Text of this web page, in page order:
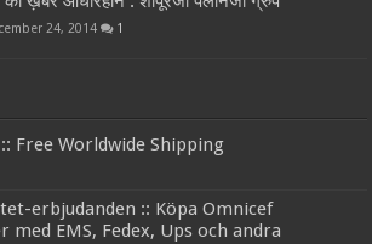
24, 2014 1
Free Worldwide Shipping
erbjudanden :: Köpa Omnicef
med EMS, Fedex, Ups och andra